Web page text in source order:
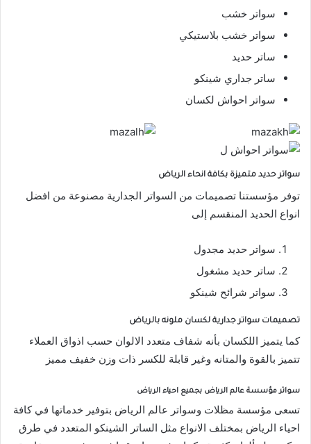
سواتر خشب
سواتر خشب بلاستيكي
ساتر حديد
ساتر جداري شينكو
سواتر احواش لكسان
سواتر حديد متميزة بكافة انحاء الرياض
توفر مؤسستنا تصميمات من السواتر الجدارية مصنوعة من افضل
انواع الحديد المنقسم إلى
سواتر حديد مجدول
ساتر حديد مشغول
سواتر شرائح شينكو
تصميمات سواتر جدارية لكسان ملونه بالرياض
كما يتميز اللكسان بأنه شفاف متعدد الالوان حسب اذواق العملاء
تتميز بالقوة والمتانه وغير قابلة للكسر ذات وزن خفيف مميز
سواتر مؤسسة عالم الرياض بجميع احياء الرياض
تسعى مؤسسة مظلات وسواتر عالم الرياض بتوفير خدماتها في كافة
احياء الرياض بمختلف الانواع مثل الساتر الشينكو المتعدد في طرق